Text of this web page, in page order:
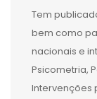
Tem
bem como
nacionais e
Psicometria,
Intervenções